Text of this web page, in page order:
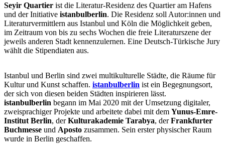
Seyir Quartier ist die Literatur-Residenz des Quartier am Hafens
und der Initiative istanbulberlin. Die Residenz soll Autor:innen und
Literaturvermittlern aus Istanbul und Köln die Möglichkeit geben,
im Zeitraum von bis zu sechs Wochen die freie Literaturszene der
jeweils anderen Stadt kennenzulernen. Eine Deutsch-Türkische Jury
wählt die Stipendiaten aus.
Istanbul und Berlin sind zwei multikulturelle Städte, die Räume für
Kultur und Kunst schaffen. istanbulberlin ist ein Begegnungsort,
der sich von diesen beiden Städten inspirieren lässt.
istanbulberlin begann im Mai 2020 mit der Umsetzung digitaler,
zweisprachiger Projekte und arbeitete dabei mit dem Yunus-Emre-
Institut Berlin, derKulturakademie Tarabya, derFrankfurter
Buchmesse und Aposto zusammen. Sein erster physischer Raum
wurde in Berlin geschaffen.